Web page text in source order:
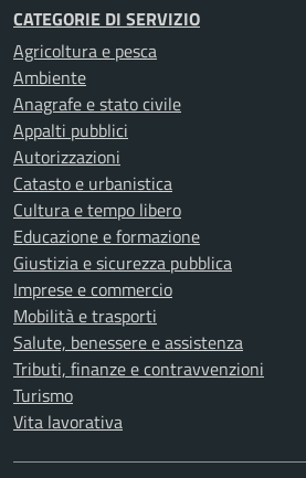
CATEGORIE DI SERVIZIO
Agricoltura e pesca
Ambiente
Anagrafe e stato civile
Appalti pubblici
Autorizzazioni
Catasto e urbanistica
Cultura e tempo libero
Educazione e formazione
Giustizia e sicurezza pubblica
Imprese e commercio
Mobilità e trasporti
Salute, benessere e assistenza
Tributi, finanze e contravvenzioni
Turismo
Vita lavorativa